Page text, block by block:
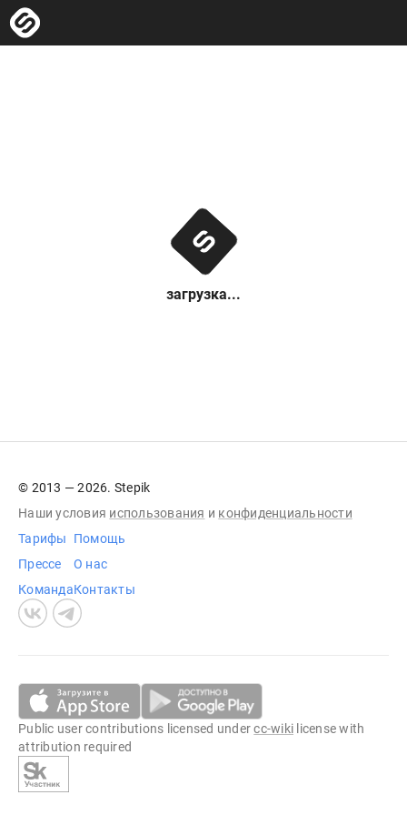
загрузка...
© 2013 — 2026. Stepik
Наши условия использования и конфиденциальности
Тарифы
Прессе
Команда
Помощь
О нас
Контакты
Public user contributions licensed undercc-wiki license with
attribution required